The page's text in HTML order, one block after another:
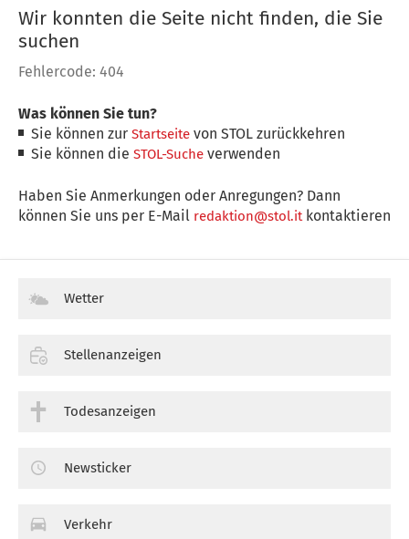
Wir konnten die Seite nicht finden, die Sie
suchen
Fehlercode: 404
Was können Sie tun?
Sie können zurStartseite von STOL zurückkehren
Sie können dieSTOL-Suche verwenden
Haben Sie Anmerkungen oder Anregungen? Dann
können Sie uns per E-Mail redaktion@stol.itkontaktieren
Wetter
Stellenanzeigen
Todesanzeigen
Newsticker
Verkehr